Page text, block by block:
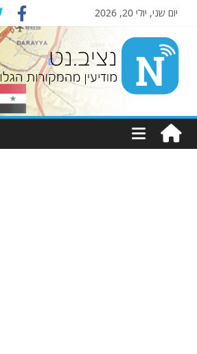
יום שני, יולי 20, 2026
Nziv.net
מודיעין
מהמקורות